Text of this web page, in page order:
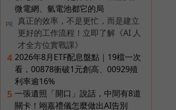
微電網、氫電池都它的局
PR
真正的效率，不是更忙，而是建立
更好的工作流程！立即了解《AI 人
才全方位實戰課》
4 2026年8月ETF配息盤點｜19檔一次
看，00878衝破1元創高、00929殖
利率逾16%
5 一張遺照「開口」說話，中間有8道
關卡！翊嘉禮儀怎麼做出AI告別